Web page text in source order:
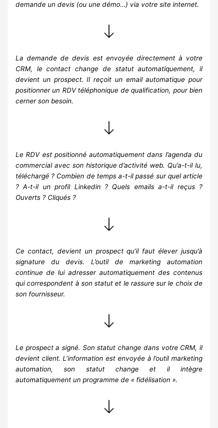
demande un devis (ou une démo…) via votre site internet.
La demande de devis est envoyée directement à votre
CRM, le contact change de statut automatiquement, il
devient un prospect. Il reçoit un email automatique pour
positionner un RDV téléphonique de qualification, pour bien
cerner son besoin.
Le RDV est positionné automatiquement dans l’agenda du
commercial avec son historique d’activité web. Qu’a-t-il lu,
téléchargé ? Combien de temps a-t-il passé sur quel article
? A-t-il un profil Linkedin ? Quels emails a-t-il reçus ?
Ouverts ? Cliqués ?
Ce contact, devient un prospect qu’il faut élever jusqu’à
signature du devis. L’outil de marketing automation
continue de lui adresser automatiquement des contenus
qui correspondent à son statut et le rassure sur le choix de
son fournisseur.
Le prospect a signé. Son statut change dans votre CRM, il
devient client. L’information est envoyée à l’outil marketing
automation, son statut change et il intègre
automatiquement un programme de « fidélisation ».